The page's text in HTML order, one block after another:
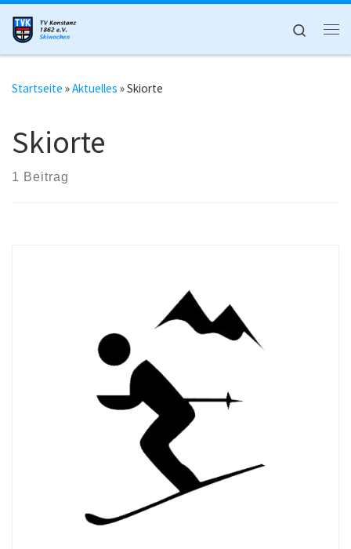
Zum Inhalt springen
Search
Startseite »Aktuelles »Skiorte
Skiorte
1 Beitrag